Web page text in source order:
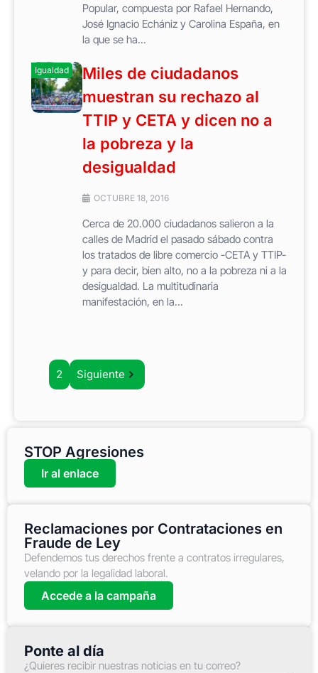
Popular, compuesta por Rafael Hernando,
José Ignacio Echániz y Carolina España, en
la que se ha...
Igualdad
Miles de ciudadanos
muestran su rechazo al
TTIP y CETA y dicen no a
la pobreza y la
desigualdad
OCTUBRE 18, 2016
Cerca de 20.000 ciudadanos salieron a la
calles de Madrid el pasado sábado contra
los tratados de libre comercio -CETA y TTIP-
y para decir, bien alto, no a la pobreza ni a la
desigualdad. La multitudinaria
manifestación, en la...
2 Siguiente
STOP Agresiones
Ir al enlace
Reclamaciones por Contrataciones en
Fraude de Ley
Defendemos tus derechos frente a contratos irregulares,
velando por la legalidad laboral.
Accede a la campaña
Ponte al día
¿Quieres recibir nuestras noticias en tu correo?